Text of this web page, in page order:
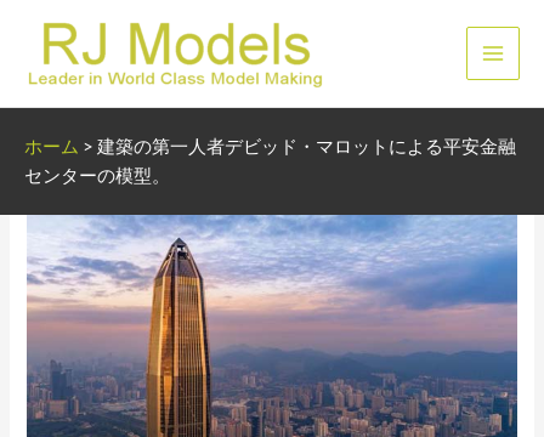
メ
メ
ニ
ュ
ホーム > 建築の第一人者デビッド・マロットによる平安金融
センターの模型。